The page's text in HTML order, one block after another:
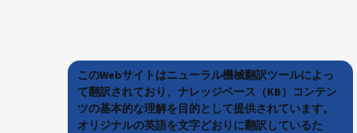
このWebサイトはニューラル機械翻訳ツールによっ
て翻訳されており、ナレッジベース（KB）コンテン
ツの基本的な理解を目的として提供されています。
オリジナルの英語を文字どおりに翻訳しているた